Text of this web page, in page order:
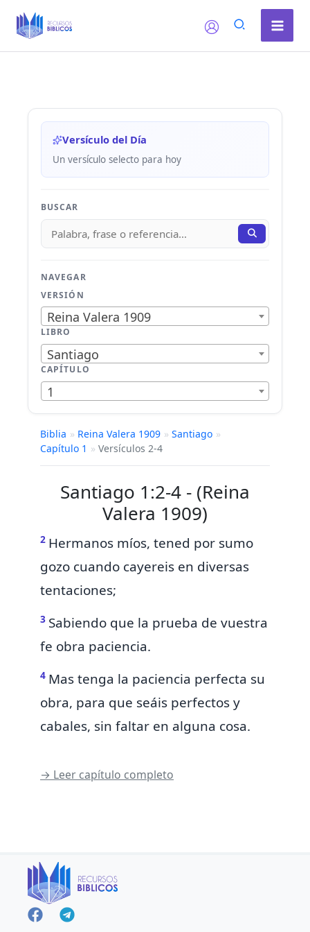
Versículo del Día
Un versículo selecto para hoy
BUSCAR
NAVEGAR
VERSIÓN
Reina Valera 1909
LIBRO
Santiago
CAPÍTULO
1
Biblia » Reina Valera 1909 » Santiago »
Capítulo 1 » Versículos 2-4
Santiago 1:2-4 - (Reina
Valera 1909)
2 Hermanos míos, tened por sumo
gozo cuando cayereis en diversas
tentaciones;
3 Sabiendo que la prueba de vuestra
fe obra paciencia.
4 Mas tenga la paciencia perfecta su
obra, para que seáis perfectos y
cabales, sin faltar en alguna cosa.
→ Leer capítulo completo